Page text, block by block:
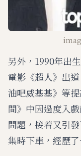
另外，1990年出
電影《超人》出
油吧威基基》等
間》中因過度入
問題，接着又引
集時下車，經歷